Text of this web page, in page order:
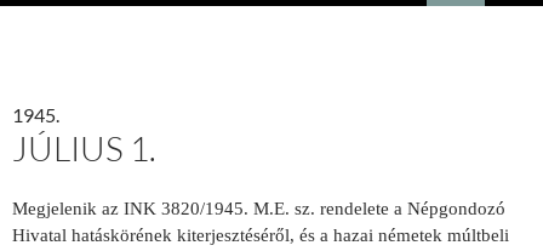
1945.
JÚLIUS 1.
Megjelenik az INK 3820/1945. M.E. sz. rendelete a Népgondozó
Hivatal hatáskörének kiterjesztéséről, és a hazai németek múltbeli